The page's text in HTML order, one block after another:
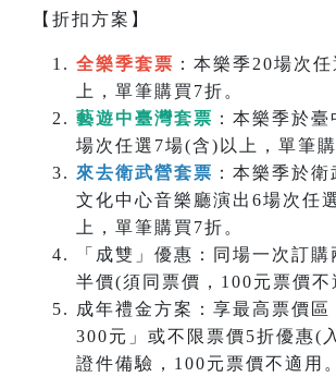
【折扣方案】
全樂季套票 ：本樂季20場次
上，單筆購買7折。
藝遊中臺灣套票 ：本樂季於
場次任選7場(含)以上，單筆購
來去衛武營套票 ：本樂季於
文化中心音樂廳演出6場次任
上，單筆購買7折。
「成雙」優惠：同場一次訂
半價(須同票價，100元票價不
成年禮金方案：享最高票價區
300元」或不限票價5折優惠(
證件備驗，100元票價不適用。